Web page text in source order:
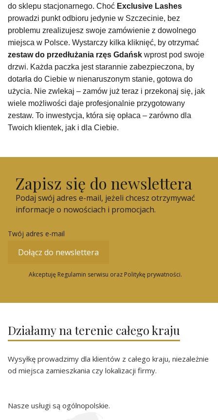
do sklepu stacjonarnego. Choć Exclusive Lashes
prowadzi punkt odbioru jedynie w Szczecinie, bez
problemu zrealizujesz swoje zamówienie z dowolnego
miejsca w Polsce. Wystarczy kilka kliknięć, by otrzymać
zestaw do przedłużania rzęs Gdańsk wprost pod swoje
drzwi. Każda paczka jest starannie zabezpieczona, by
dotarła do Ciebie w nienaruszonym stanie, gotowa do
użycia. Nie zwlekaj – zamów już teraz i przekonaj się, jak
wiele możliwości daje profesjonalnie przygotowany
zestaw. To inwestycja, która się opłaca – zarówno dla
Twoich klientek, jak i dla Ciebie.
Zapisz się do newslettera
Podaj swój adres e-mail, jeżeli chcesz otrzymywać
informacje o nowościach i promocjach.
Twój adres e-mail
Dołącz do newslettera
Akceptuję Regulamin serwisu oraz Politykę prywatności.
Działamy na terenie całego kraju
Wysyłkę prowadzimy dla klientów z całego kraju, niezależnie
od miejsca zamieszkania czy lokalizacji firmy.
Nasze usługi są ogólnopolskie.